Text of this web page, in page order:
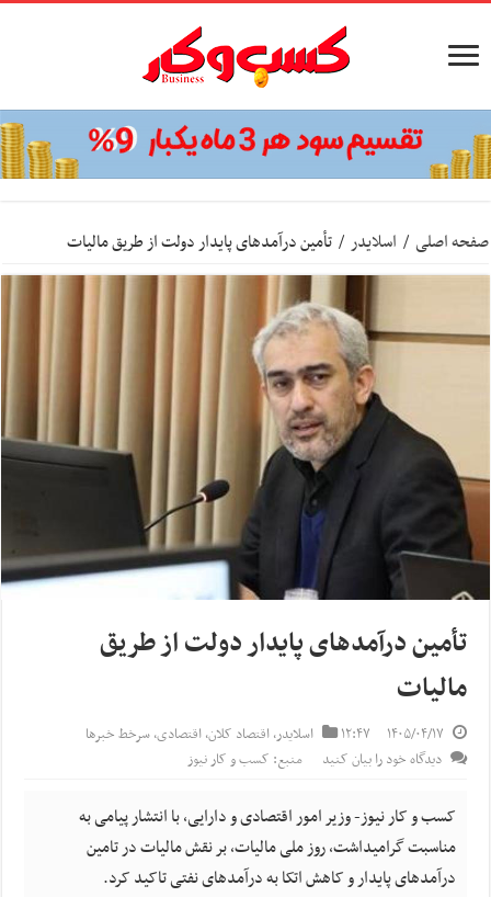
صفحه اصلی / اسلایدر / تأمین درآمدهای پایدار دولت از طریق مالیات
تأمین درآمدهای پایدار دولت از طریق
مالیات
۱۴۰۵/۰۴/۱۷ ۱۲:۴۷ اسلایدر,اقتصاد کلان,اقتصادی,سرخط خبرها
دیدگاه خود را بیان کنید
منبع: کسب و کار نیوز
کسب و کار نیوز- وزیر امور اقتصادی و دارایی، با انتشار پیامی به
مناسبت گرامیداشت، روز ملی مالیات، بر نقش مالیات در تامین
درآمد‌های پایدار و کاهش اتکا به درآمد‌های نفتی تاکید کرد.